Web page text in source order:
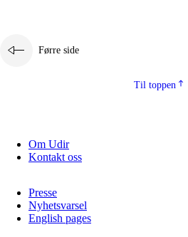
Førre side
Til toppen
Om Udir
Kontakt oss
Presse
Nyhetsvarsel
English pages